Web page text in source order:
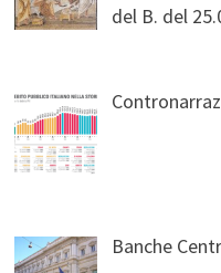
del B. del
Banche